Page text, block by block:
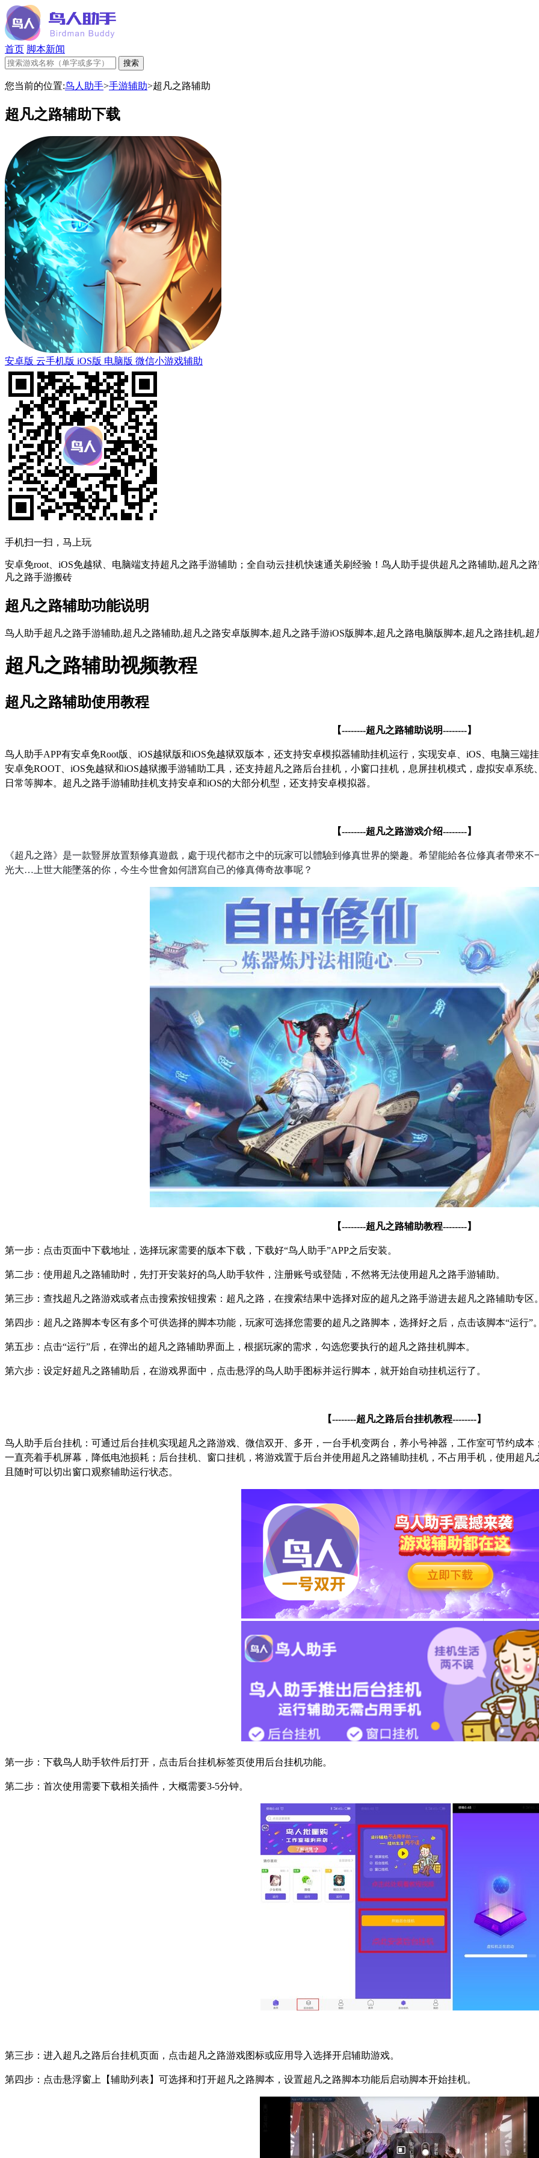
首页 脚本新闻
您当前的位置:鸟人助手>手游辅助>超凡之路辅助
超凡之路辅助下载
安卓版 云手机版 iOS版 电脑版 微信小游戏辅助
手机扫一扫，马上玩
安卓免root、iOS免越狱、电脑端支持超凡之路手游辅助；全自动云挂机快速通关刷经验！鸟人助手提供超凡之路辅助,超凡之
凡之路手游搬砖
超凡之路辅助功能说明
鸟人助手超凡之路手游辅助,超凡之路辅助,超凡之路安卓版脚本,超凡之路手游iOS版脚本,超凡之路电脑版脚本,超凡之路挂机,
超凡之路辅助视频教程
超凡之路辅助使用教程
【--------超凡之路辅助说明--------】
鸟人助手APP有安卓免Root版、 iOS越狱版和iOS免越狱双版本，还支持安卓模拟器辅助挂机运行，实现安卓、 iOS、电脑三端
安卓免ROOT、 iOS免越狱和iOS越狱搬手游辅助工具，还支持超凡之路后台挂机，小窗口挂机，息屏挂机模式，虚拟安卓系
日常等脚本。超凡之路手游辅助挂机支持安卓和iOS的大部分机型，还支持安卓模拟器。
【--------超凡之路游戏介绍--------】
《超凡之路》是一款豎屏放置類修真遊戲，處于現代都市之中的玩家可以體驗到修真世界的樂趣。希望能給各位修真者帶來
光大…上世大能墜落的你，今生今世會如何譜寫自己的修真傳奇故事呢？
【--------超凡之路辅助教程--------】
第一步：点击页面中下载地址，选择玩家需要的版本下载，下载好“鸟人助手”APP之后安装。
第二步：使用超凡之路辅助时，先打开安装好的鸟人助手软件，注册账号或登陆，不然将无法使用超凡之路手游辅助。
第三步：查找超凡之路游戏或者点击搜索按钮搜索：超凡之路，在搜索结果中选择对应的超凡之路手游进去超凡之路辅助专区
第四步：超凡之路脚本专区有多个可供选择的脚本功能，玩家可选择您需要的超凡之路脚本，选择好之后，点击该脚本“运行”
第五步：点击“运行”后，在弹出的超凡之路辅助界面上，根据玩家的需求，勾选您要执行的超凡之路挂机脚本。
第六步：设定好超凡之路辅助后，在游戏界面中，点击悬浮的鸟人助手图标并运行脚本，就开始自动挂机运行了。
【--------超凡之路后台挂机教程--------】
鸟人助手后台挂机：可通过后台挂机实现超凡之路游戏、微信双开、多开，一台手机变两台，养小号神器，工作室可节约成
一直亮着手机屏幕，降低电池损耗；后台挂机、窗口挂机，将游戏置于后台并使用超凡之路辅助挂机，不占用手机，使用超凡
且随时可以切出窗口观察辅助运行状态。
第一步：下载鸟人助手软件后打开，点击后台挂机标签页使用后台挂机功能。
第二步：首次使用需要下载相关插件，大概需要3-5分钟。
第三步：进入超凡之路后台挂机页面，点击超凡之路游戏图标或应用导入选择开启辅助游戏。
第四步：点击悬浮窗上【辅助列表】可选择和打开超凡之路脚本，设置超凡之路脚本功能后启动脚本开始挂机。